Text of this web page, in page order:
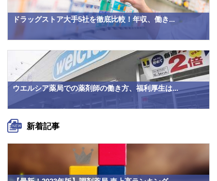
ドラッグストア大手5社を徹底比較！年収、働き...
ウエルシア薬局での薬剤師の働き方、福利厚生は...
新着記事